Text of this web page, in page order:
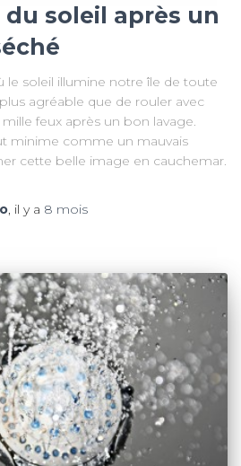
du soleil après un
le soleil illumine notre île de toute
agréable que de rouler avec
feux après un bon lavage.
minime comme un mauvais
cette belle image en cauchemar.
, il y a 8 mois